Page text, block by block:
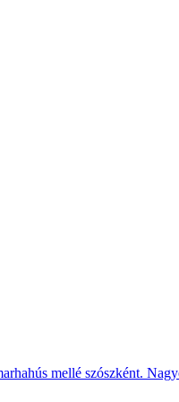
mellé szószként.